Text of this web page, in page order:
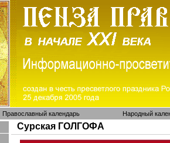
Православный календарь Народный
Сурская ГОЛГОФА